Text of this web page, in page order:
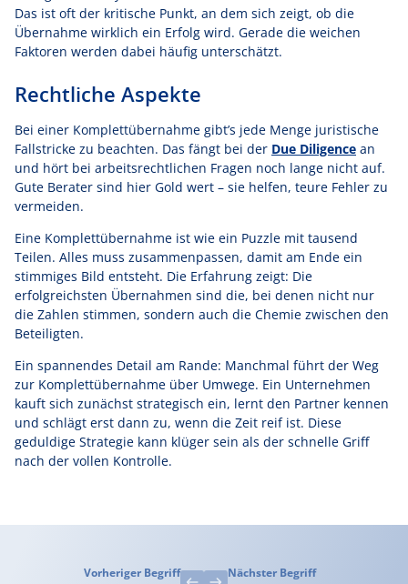
Das ist oft der kritische Punkt, an dem sich zeigt, ob die
Übernahme wirklich ein Erfolg wird. Gerade die weichen
Faktoren werden dabei häufig unterschätzt.
Rechtliche Aspekte
Bei einer Komplettübernahme gibt’s jede Menge juristische
Fallstricke zu beachten. Das fängt bei der Due Diligence an
und hört bei arbeitsrechtlichen Fragen noch lange nicht auf.
Gute Berater sind hier Gold wert – sie helfen, teure Fehler zu
vermeiden.
Eine Komplettübernahme ist wie ein Puzzle mit tausend
Teilen. Alles muss zusammenpassen, damit am Ende ein
stimmiges Bild entsteht. Die Erfahrung zeigt: Die
erfolgreichsten Übernahmen sind die, bei denen nicht nur
die Zahlen stimmen, sondern auch die Chemie zwischen den
Beteiligten.
Ein spannendes Detail am Rande: Manchmal führt der Weg
zur Komplettübernahme über Umwege. Ein Unternehmen
kauft sich zunächst strategisch ein, lernt den Partner kennen
und schlägt erst dann zu, wenn die Zeit reif ist. Diese
geduldige Strategie kann klüger sein als der schnelle Griff
nach der vollen Kontrolle.
Vorheriger Begriff Nächster Begriff